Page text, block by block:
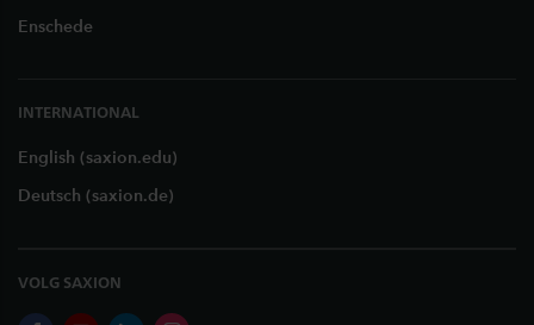
Enschede
INTERNATIONAL
English (saxion.edu)
Deutsch (saxion.de)
VOLG SAXION